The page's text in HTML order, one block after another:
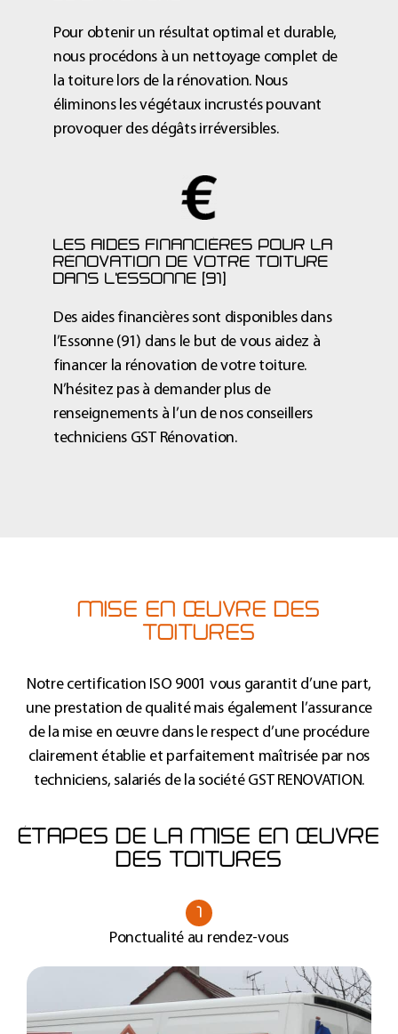
Pour obtenir un résultat optimal et durable,
nous procédons à un nettoyage complet de
la toiture lors de la rénovation. Nous
éliminons les végétaux incrustés pouvant
provoquer des dégâts irréversibles.
LES AIDES FINANCIÈRES POUR LA
RÉNOVATION DE VOTRE TOITURE
DANS L'ESSONNE (91)
Des aides financières sont disponibles dans
l’Essonne (91) dans le but de vous aidez à
financer la rénovation de votre toiture.
N’hésitez pas à demander plus de
renseignements à l’un de nos conseillers
techniciens GST Rénovation.
MISE EN ŒUVRE DES
TOITURES
Notre certification ISO 9001 vous garantit d’une part,
une prestation de qualité mais également l’assurance
de la mise en œuvre dans le respect d’une procédure
clairement établie et parfaitement maîtrisée par nos
techniciens, salariés de la société GST RENOVATION.
ÉTAPES DE LA MISE EN ŒUVRE
DES TOITURES
1
Ponctualité au rendez-vous